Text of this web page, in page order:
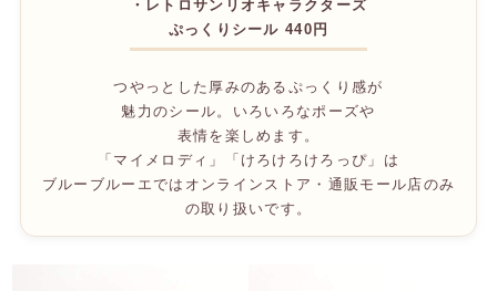
・レトロサンリオキャラクターズ
ぷっくりシール 440円
つやっとした厚みのあるぷっくり感が
魅力のシール。いろいろなポーズや
表情を楽しめます。
「マイメロディ」「けろけろけろっぴ」は
ブルーブルーエではオンラインストア・通販モール店のみ
の取り扱いです。